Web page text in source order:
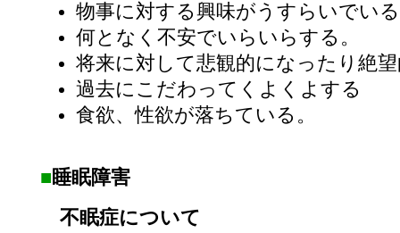
物事に対する興味がうすらいでい
何となく不安でいらいらする。
将来に対して悲観的になったり絶
過去にこだわってくよくよする
食欲、性欲が落ちている。
■睡眠障害
不眠症について